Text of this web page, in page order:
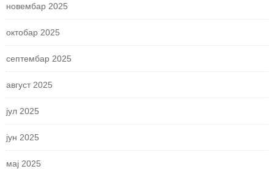
новембар 2025
октобар 2025
септембар 2025
август 2025
јул 2025
јун 2025
мај 2025